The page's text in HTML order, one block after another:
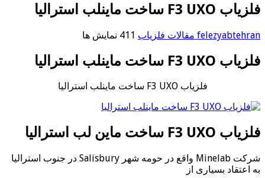
فلزیاب F3 UXO ساخت ماینلب استرالیا
felezyabtehran مقالات فلزیاب 411 نمایش ها
فلزیاب F3 UXO ساخت ماینلب استرالیا
فلزیاب F3 UXO ساخت ماینلب استرالیا
فلزیاب F3 UXO ساخت ماین لب استرالیا
شرکت Minelab واقع در حومه شهر Salisbury در جنوب استرالیا
به اعتقاد بسیاری از